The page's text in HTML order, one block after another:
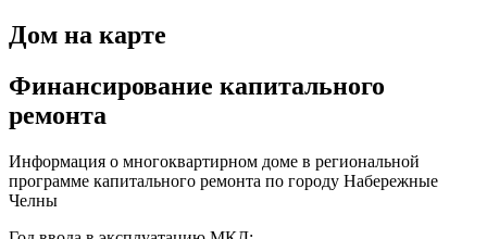
Дом на карте
Финансирование капитального
ремонта
Информация о многоквартирном доме в региональной
программе капитального ремонта по городу Набережные
Челны